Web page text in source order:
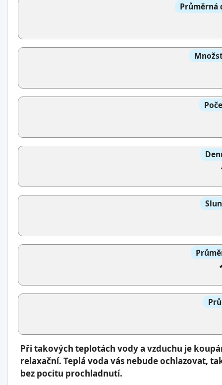
Průměrná
Při takových teplotách vody a vzduchu je
relaxační. Teplá voda vás nebude ochlazovat,
bez pocitu prochladnutí.